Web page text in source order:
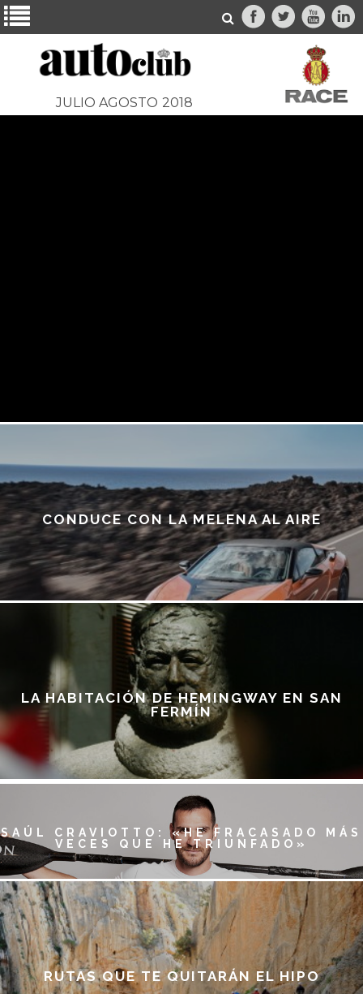
JULIO AGOSTO 2018
CONDUCE CON LA MELENA AL AIRE
LA HABITACIÓN DE HEMINGWAY EN SAN
FERMÍN